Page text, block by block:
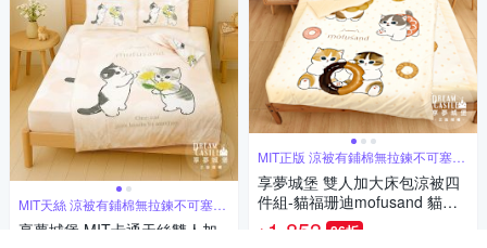
MIT天絲 涼被有鋪棉無拉鍊不可塞被
享夢城堡 MIT卡通天絲雙人加
MIT正版 涼被有鋪棉無拉鍊不可塞被
享夢城堡 雙人加大床包涼被四
件組-貓福珊迪mofusand 貓咪
多拿滋-米橘
$ 1,853 86折